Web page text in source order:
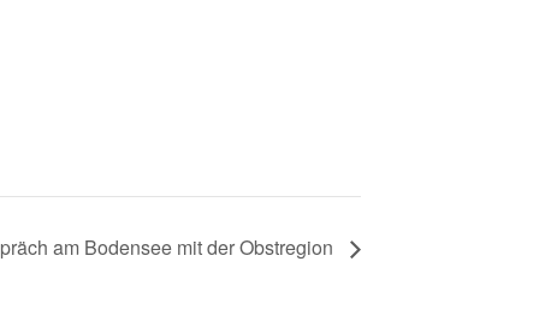
am Bodensee mit der Obstregion